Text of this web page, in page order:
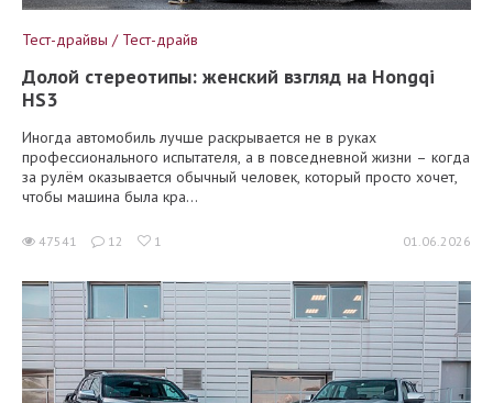
Тест-драйвы / Тест-драйв
Долой стереотипы: женский взгляд на Hongqi
HS3
Иногда автомобиль лучше раскрывается не в руках
профессионального испытателя, а в повседневной жизни – когда
за рулём оказывается обычный человек, который просто хочет,
чтобы машина была кра...
47541 12 1 01.06.2026